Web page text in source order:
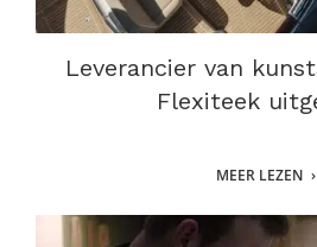
Leverancier van
Flexiteek
MEER LEZEN